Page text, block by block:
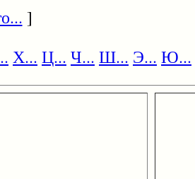
]
Х... Ц... Ч... Ш... Э... Ю...